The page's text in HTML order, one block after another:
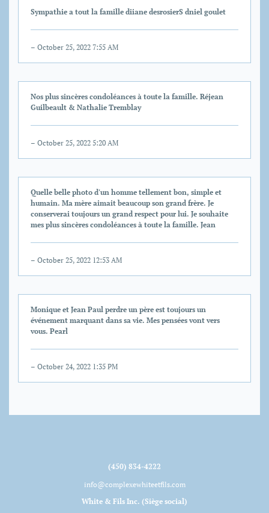
Sympathie a tout la famille diiane desrosierS dniel goulet
– October 25, 2022 7:55 AM
Nos plus sincères condoléances à toute la famille. Réjean
Guilbeault & Nathalie Tremblay
– October 25, 2022 5:20 AM
Quelle belle photo d'un homme tellement bon, simple et
humain. Ma mère aimait beaucoup son grand frère. Je
conserverai toujours un grand respect pour lui. Je souhaite
mes plus sincères condoléances à toute la famille. Jean
– October 25, 2022 12:53 AM
Monique et Jean Paul perdre un père est toujours un
événement marquant dans sa vie. Mes pensées vont vers
vous. Pearl
– October 24, 2022 1:35 PM
(450) 834-4222
info@complexewhiteetfils.com
White & Fils Inc. (Siège social)